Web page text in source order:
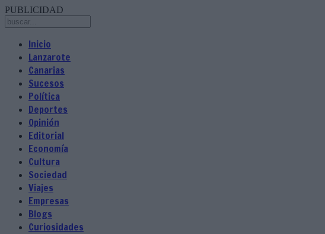
PUBLICIDAD
Inicio
Lanzarote
Canarias
Sucesos
Política
Deportes
Opinión
Editorial
Economía
Cultura
Sociedad
Viajes
Empresas
Blogs
Curiosidades